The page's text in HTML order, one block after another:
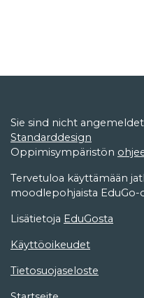
Sie sind nicht
Standarddesign
Oppimisympäristön
Tervetuloa käyttämään
moodlepohjaista
Lisätietoja EduGosta
Käyttöoikeudet
Tietosuojaseloste